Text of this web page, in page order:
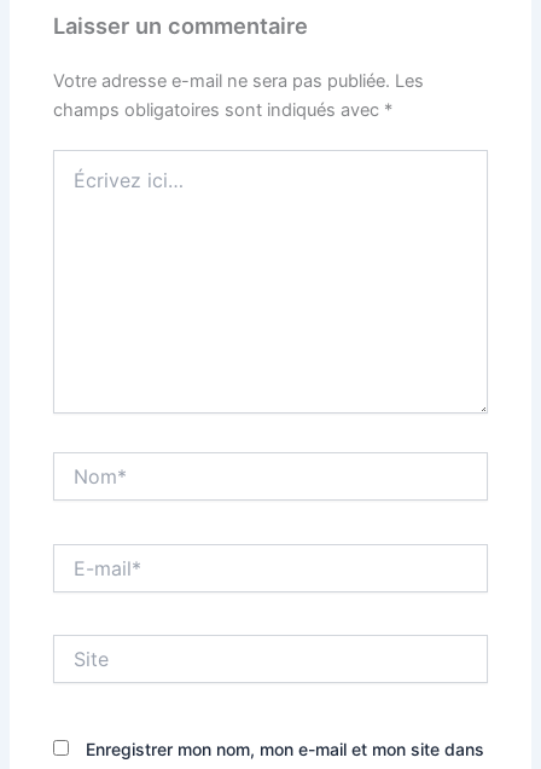
Laisser un commentaire
Votre adresse e-mail ne sera pas publiée. Les
champs obligatoires sont indiqués avec *
ici…
mail*
Enregistrer mon nom, mon e-mail et mon site dans